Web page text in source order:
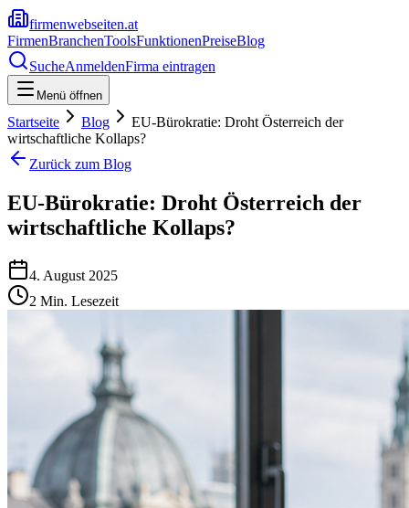
firmenwebseiten.at
FirmenBranchenToolsFunktionenPreiseBlog
SucheAnmeldenFirma eintragen
Menü öffnen
Startseite Blog
EU-Bürokratie: Droht Österreich der
wirtschaftliche Kollaps?
Zurück zum Blog
EU-Bürokratie: Droht Österreich der
wirtschaftliche Kollaps?
4. August 2025
2 Min. Lesezeit